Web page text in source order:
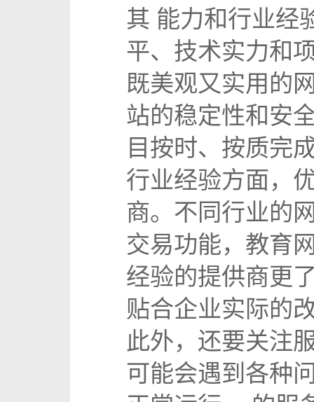
其 能力和行业经
平、技术实力和
既美观又实用的
站的稳定性和安
目按时、按质完
行业经验方面，
商。不同行业的
交易功能，教育
经验的提供商更
贴合企业实际的
此外，还要关注
可能会遇到各种